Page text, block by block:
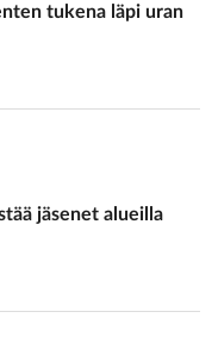
tukena läpi uran
jäsenet alueilla